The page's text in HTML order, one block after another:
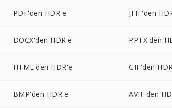
PDF'den HDR'e JFIF'den
DOCX'den HDR'e PPTX'den
HTML'den HDR'e GIF'den
BMP'den HDR'e AVIF'den